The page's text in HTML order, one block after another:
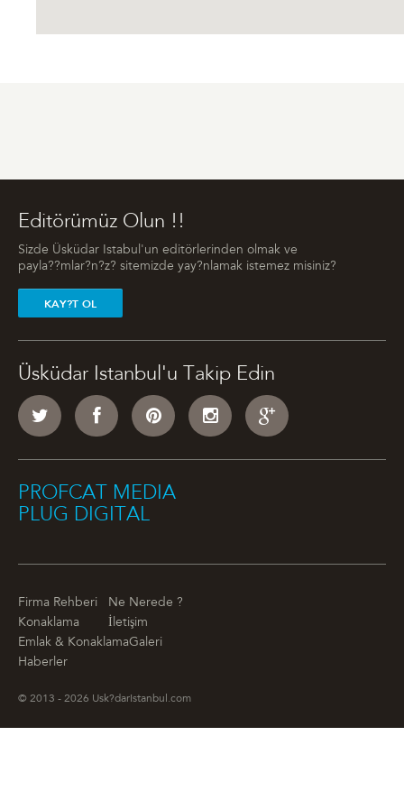
Editörümüz Olun !!
Sizde Üsküdar Istabul'un editörlerinden olmak ve
payla??mlar?n?z? sitemizde yay?nlamak istemez misiniz?
KAY?T OL
Üsküdar Istanbul'u Takip Edin
PROFCAT MEDIA
PLUG DIGITAL
Firma Rehberi
Ne Nerede ?
Konaklama
İletişim
Emlak & KonaklamaGaleri
Haberler
© 2013 - 2026 Usk?darIstanbul.com